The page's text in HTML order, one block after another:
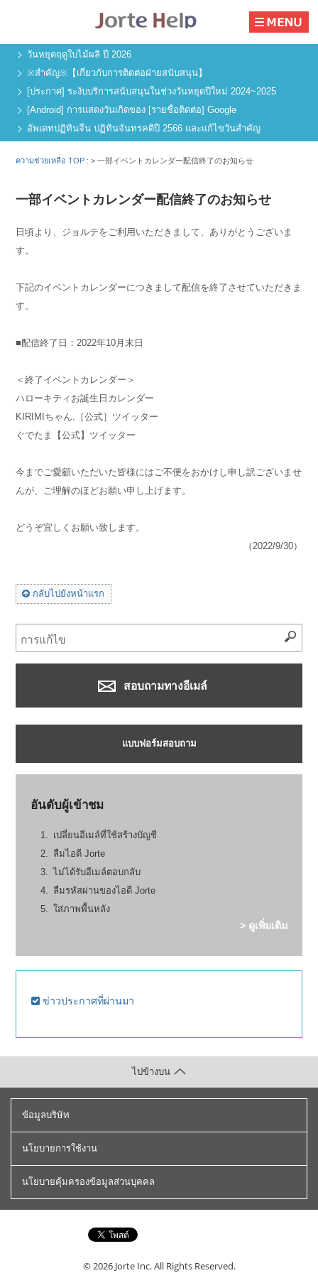
วันหยุดฤดูใบไม้ผลิ ปี 2026
※สำคัญ※【เกี่ยวกับการติดต่อฝ่ายสนับสนุน】
[ประกาศ] ระงับบริการสนับสนุนในช่วงวันหยุดปีใหม่ 2024~2025
[Android] การแสดงวันเกิดของ [รายชื่อติดต่อ] Google
อัพเดทปฏิทินจีน ปฏิทินจันทรคติปี 2566 และแก้ไขวันสำคัญ
ความช่วยเหลือ TOP :>一部イベントカレンダー配信終了のお知らせ
一部イベントカレンダー配信終了のお知らせ
日頃より、ジョルテをご利用いただきまして、ありがとうございま
す。
下記のイベントカレンダーにつきまして配信を終了させていただきま
す。
■配信終了日：2022年10月末日
＜終了イベントカレンダー＞
ハローキティお誕生日カレンダー
KIRIMIちゃん.［公式］ツイッター
ぐでたま【公式】ツイッター
今までご愛顧いただいた皆様にはご不便をおかけし申し訳ございませ
んが、ご理解のほどお願い申し上げます。
どうぞ宜しくお願い致します。
（2022/9/30）
กลับไปยังหน้าแรก
สอบถามทางอีเมล์
แบบฟอร์มสอบถาม
อันดับผู้เข้าชม
เปลี่ยนอีเมล์ที่ใช้สร้างบัญชี
ลืมไอดี Jorte
ไม่ได้รับอีเมล์ตอบกลับ
ลืมรหัสผ่านของไอดี Jorte
ใส่ภาพพื้นหลัง
> ดูเพิ่มเติม
ข่าวประกาศที่ผ่านมา
ข้อมูลบริษัท
นโยบายการใช้งาน
นโยบายคุ้มครองข้อมูลส่วนบุคคล
© 2026 Jorte Inc.All Rights Reserved.
ไปข้างบน